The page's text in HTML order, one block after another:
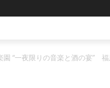
園 “一夜限りの音楽と酒の宴”